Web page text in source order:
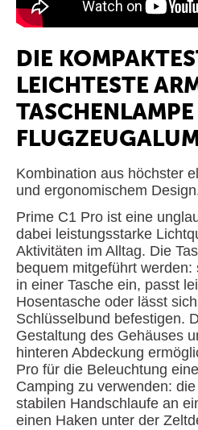
DIE
LEICHTESTE
Kombination aus höchster
und ergonomischem
Prime C1 Pro ist eine
dabei leistungsstarke
Aktivitäten im Alltag. Die
bequem mitgeführt
in einer Tasche ein, passt
Hosentasche oder lässt
Schlüsselbund befestigen.
Gestaltung des Gehäuses
hinteren Abdeckung
Pro für die Beleuchtung
Camping zu verwenden:
stabilen Handschlaufe an
einen Haken unter der